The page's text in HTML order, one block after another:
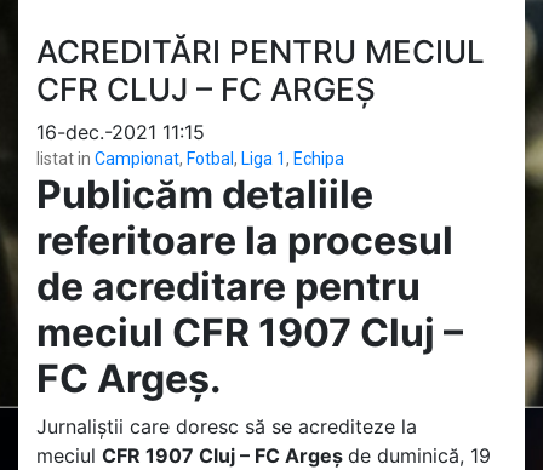
ACREDITĂRI PENTRU MECIUL
CFR CLUJ – FC ARGEȘ
16-dec.-2021 11:15
listat in Campionat, Fotbal , Liga 1, Echipa
Publicăm detaliile
referitoare la procesul
de acreditare pentru
meciul CFR 1907 Cluj –
FC Argeș.
Jurnaliștii care doresc să se acrediteze la
meciul CFR 1907 Cluj – FC Argeș de duminică, 19